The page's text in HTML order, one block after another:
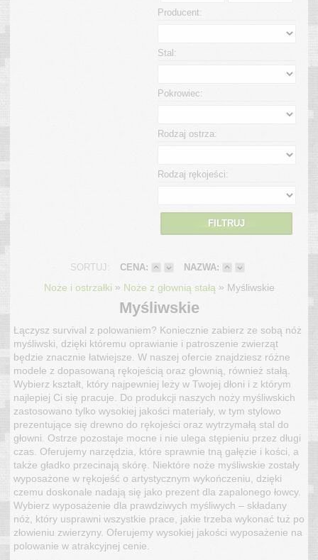
Producent:
Stal:
Pokrowiec:
Rodzaj ostrza:
Rodzaj rękojeści:
FILTRUJ
SORTUJ: CENA: NAZWA:
Noże i ostrzałki » Noże z głownią stałą » Myśliwskie
Myśliwskie
Łączysz survival z polowaniem? Koniecznie zabierz ze sobą nóż
myśliwski, dzięki któremu oprawianie i patroszenie zwierząt
będzie znacznie łatwiejsze. W naszej ofercie znajdziesz różne
modele z dopasowaną rękojeścią oraz głownią, również stałą.
Wybierz kształt, który najpewniej leży w Twojej dłoni i z którym
najlepiej Ci się pracuje. Do produkcji naszych noży myśliwskich
zastosowano tylko wysokiej jakości materiały, w tym stylowo
prezentujące się drewno do rękojeści oraz wytrzymałą stal do
głowni. Ostrze pozostaje mocne i nie ulega stępieniu przez długi
czas. Oferujemy narzędzia, które sprawnie tną gałęzie i kości, a
także gładko przecinają skórę. Niektóre noże myśliwskie zostały
wyposażone w rękojeść o artystycznym wykończeniu, dzięki
czemu doskonale nadają się jako prezent dla zapalonego łowcy.
Wybierz wyposażenie dla prawdziwych myśliwych – składany
nóż, który usprawni wszystkie prace, jakie trzeba wykonać tuż po
złowieniu zwierzyny. Oferujemy wysokiej jakości wyposażenie na
polowanie w atrakcyjnej cenie.